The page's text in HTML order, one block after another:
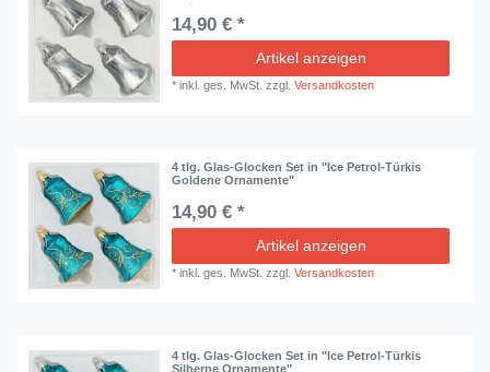
14,90 € *
Artikel anzeigen
*inkl. ges. MwSt. zzgl.Versandkosten
4 tlg. Glas-Glocken Set in "Ice Petrol-Türkis
Goldene Ornamente"
14,90 € *
Artikel anzeigen
*inkl. ges. MwSt. zzgl.Versandkosten
4 tlg. Glas-Glocken Set in "Ice Petrol-Türkis
Silberne Ornamente"